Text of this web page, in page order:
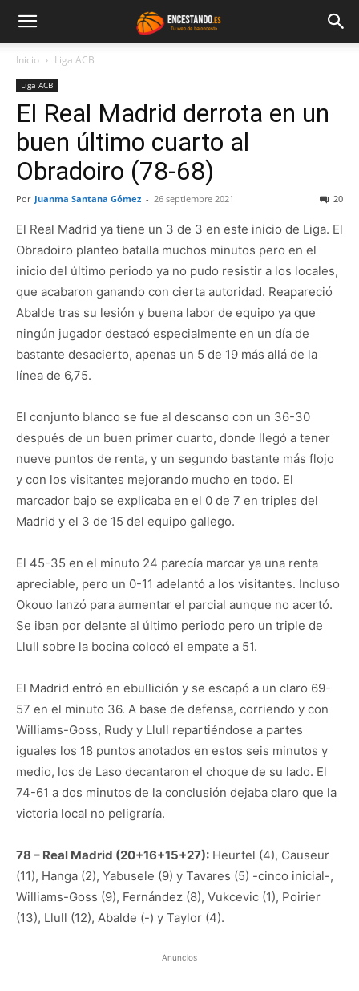
Inicio Liga ACB
Liga ACB
El Real Madrid derrota en un
buen último cuarto al
Obradoiro (78-68)
Por Juanma Santana Gómez - 26 septiembre 2021 20
El Real Madrid ya tiene un 3 de 3 en este inicio de Liga. El
Obradoiro planteo batalla muchos minutos pero en el
inicio del último periodo ya no pudo resistir a los locales,
que acabaron ganando con cierta autoridad. Reapareció
Abalde tras su lesión y buena labor de equipo ya que
ningún jugador destacó especialmente en un día de
bastante desacierto, apenas un 5 de 19 más allá de la
línea de 6,75.
El conjunto blanco se fue al descanso con un 36-30
después de un buen primer cuarto, donde llegó a tener
nueve puntos de renta, y un segundo bastante más flojo
y con los visitantes mejorando mucho en todo. El
marcador bajo se explicaba en el 0 de 7 en triples del
Madrid y el 3 de 15 del equipo gallego.
El 45-35 en el minuto 24 parecía marcar ya una renta
apreciable, pero un 0-11 adelantó a los visitantes. Incluso
Okouo lanzó para aumentar el parcial aunque no acertó.
Se iban por delante al último periodo pero un triple de
Llull sobre la bocina colocó el empate a 51.
El Madrid entró en ebullición y se escapó a un claro 69-
57 en el minuto 36. A base de defensa, corriendo y con
Williams-Goss, Rudy y Llull repartiéndose a partes
iguales los 18 puntos anotados en estos seis minutos y
medio, los de Laso decantaron el choque de su lado. El
74-61 a dos minutos de la conclusión dejaba claro que la
victoria local no peligraría.
78 – Real Madrid (20+16+15+27): Heurtel (4), Causeur
(11), Hanga (2), Yabusele (9) y Tavares (5) -cinco inicial-,
Williams-Goss (9), Fernández (8), Vukcevic (1), Poirier
(13), Llull (12), Abalde (-) y Taylor (4).
Anuncios